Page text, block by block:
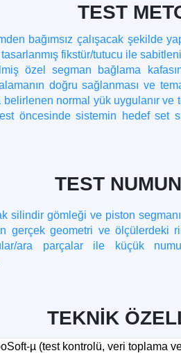
TEST
bağımsız çalışacak şekilde
fikstür/tutucu ile
özel segman bağlama
doğru sağlanması ve
normal yük uygulanır ve
öncesinde sistemin hedef set
TEST
silindir gömleği ve piston
gerçek geometri ve ölçülerdeki
ara parçalar ile küçük
TEKNİK
µ (test kontrolü, veri toplama